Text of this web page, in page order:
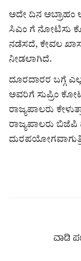
ಅದೇ ದಿನ ಅಬ್ರಾಹಂ
ಸಿಎಂ ಗೆ ನೋಟಿಸು
ನಡೆಸದೆ, ಕೇವಲ
ನೀಡಲಾಗಿದೆ.
ದೂರದಾರರ ಬಗ್ಗೆ
ಅವರಿಗೆ ಸುಪ್ರಿಂ
ರಾಜ್ಯಪಾಲರು
ರಾಜ್ಯಪಾಲರು ಬಿಜೆಪಿ
ವಾಡಿ